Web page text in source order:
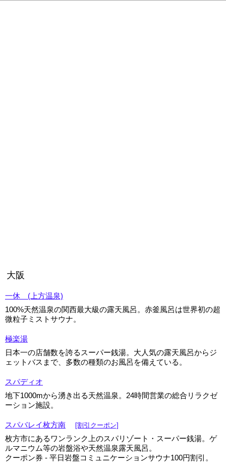
大阪
一休 (上方温泉)
100%天然温泉の関西最大級の露天風呂。赤釜風呂は世界初の超
微粒子ミストサウナ。
極楽湯
日本一の店舗数を誇るスーパー銭湯。大人気の露天風呂からジ
ェットバスまで、多数の種類のお風呂を備えている。
スパディオ
地下1000mから湧き出る天然温泉。24時間営業の総合リラクゼ
ーション施設。
スパバレイ枚方南 [割引クーポン]
枚方市にあるワンランク上のスパリゾート・スーパー銭湯。ゲ
ルマニウム等の岩盤浴や天然温泉露天風呂。
クーポン券 - 平日岩盤コミュニケーションサウナ100円割引。